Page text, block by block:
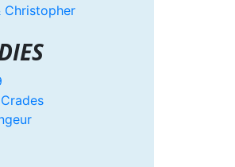
Christopher